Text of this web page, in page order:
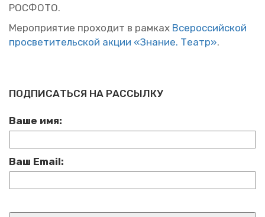
РОС­ФО­ТО.
Ме­ро­при­я­тие про­хо­дит в рам­ках Все­рос­сий­ской
про­све­ти­тель­ской акции «Зна­ние. Театр».
ПОДПИСАТЬСЯ НА РАССЫЛКУ
Ваше имя:
Ваш Email: